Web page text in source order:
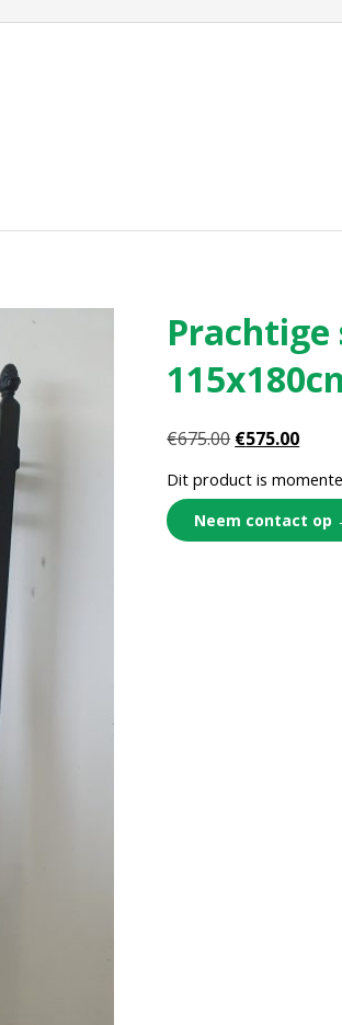
€675.00 €575.00
Dit product is
Neem contact op